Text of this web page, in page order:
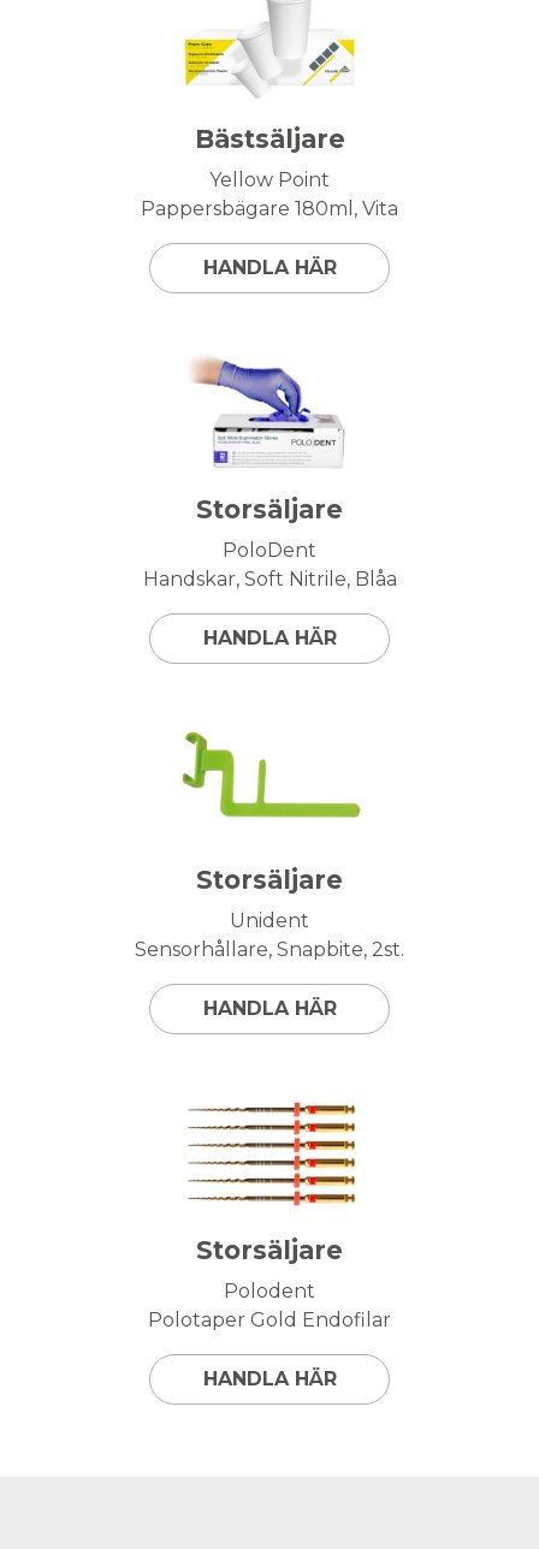
Bästsäljare
Yellow Point
Pappersbägare 180ml, Vita
HANDLA HÄR
Storsäljare
PoloDent
Handskar, Soft Nitrile, Blåa
HANDLA HÄR
Storsäljare
Unident
Sensorhållare, Snapbite, 2st.
HANDLA HÄR
Storsäljare
Polodent
Polotaper Gold Endofilar
HANDLA HÄR